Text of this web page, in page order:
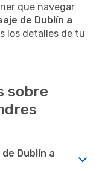
que navegar
de Dublín a
los detalles de tu
sobre
Dublín a